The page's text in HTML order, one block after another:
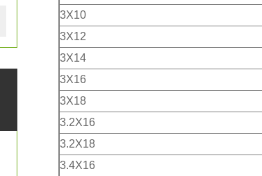
3X10
3X12
3X14
3X16
3X18
3.2X16
3.2X18
3.4X16